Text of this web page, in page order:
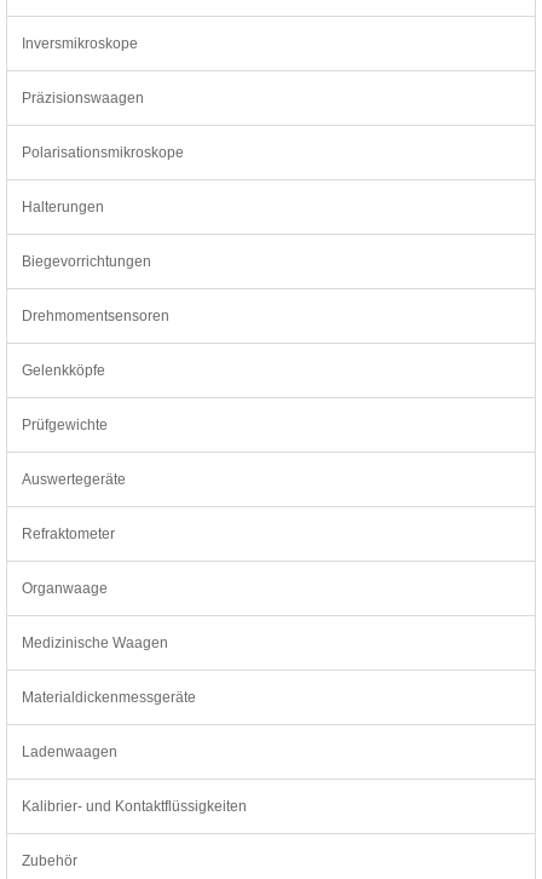
Inversmikroskope
Präzisionswaagen
Polarisationsmikroskope
Halterungen
Biegevorrichtungen
Drehmomentsensoren
Gelenkköpfe
Prüfgewichte
Auswertegeräte
Refraktometer
Organwaage
Medizinische Waagen
Materialdickenmessgeräte
Ladenwaagen
Kalibrier- und Kontaktflüssigkeiten
Zubehör